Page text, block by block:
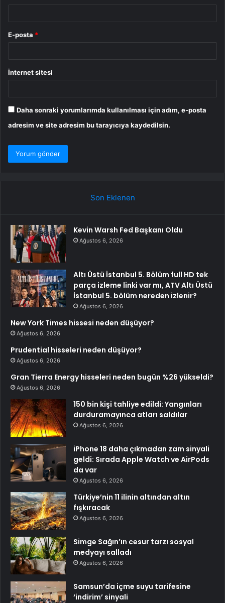
E-posta *
İnternet sitesi
Daha sonraki yorumlarımda kullanılması için adım, e-posta
adresim ve site adresim bu tarayıcıya kaydedilsin.
Son Eklenen
Kevin Warsh Fed Başkanı Oldu
Ağustos 6, 2026
Altı Üstü İstanbul 5. Bölüm full HD tek
parça izleme linki var mı, ATV Altı Üstü
İstanbul 5. bölüm nereden izlenir?
Ağustos 6, 2026
New York Times hissesi neden düşüyor?
Ağustos 6, 2026
Prudential hisseleri neden düşüyor?
Ağustos 6, 2026
Gran Tierra Energy hisseleri neden bugün %26 yükseldi?
Ağustos 6, 2026
150 bin kişi tahliye edildi: Yangınları
durduramayınca atları saldılar
Ağustos 6, 2026
iPhone 18 daha çıkmadan zam sinyali
geldi: Sırada Apple Watch ve AirPods
da var
Ağustos 6, 2026
Türkiye’nin 11 ilinin altından altın
fışkıracak
Ağustos 6, 2026
Simge Sağın’ın cesur tarzı sosyal
medyayı salladı
Ağustos 6, 2026
Samsun’da içme suyu tarifesine
‘indirim’ sinyali